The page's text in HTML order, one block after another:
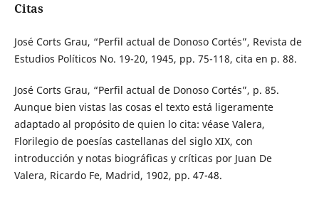
Citas
José Corts Grau, “Perfil actual de Donoso Cortés”, Revista de
Estudios Políticos No. 19-20, 1945, pp. 75-118, cita en p. 88.
José Corts Grau, “Perfil actual de Donoso Cortés”, p. 85.
Aunque bien vistas las cosas el texto está ligeramente
adaptado al propósito de quien lo cita: véase Valera,
Florilegio de poesías castellanas del siglo XIX, con
introducción y notas biográficas y críticas por Juan De
Valera, Ricardo Fe, Madrid, 1902, pp. 47-48.